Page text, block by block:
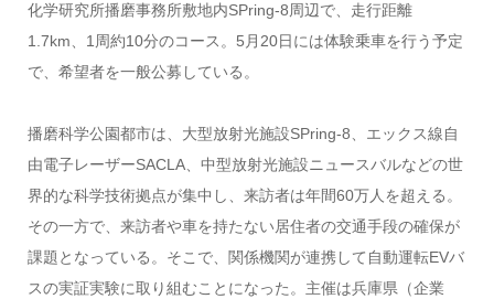
化学研究所播磨事務所敷地内SPring-8周辺で、走行距離
1.7km、1周約10分のコース。5月20日には体験乗車を行う予定
で、希望者を一般公募している。
播磨科学公園都市は、大型放射光施設SPring-8、エックス線自
由電子レーザーSACLA、中型放射光施設ニュースバルなどの世
界的な科学技術拠点が集中し、来訪者は年間60万人を超える。
その一方で、来訪者や車を持たない居住者の交通手段の確保が
課題となっている。そこで、関係機関が連携して自動運転EVバ
スの実証実験に取り組むことになった。主催は兵庫県（企業